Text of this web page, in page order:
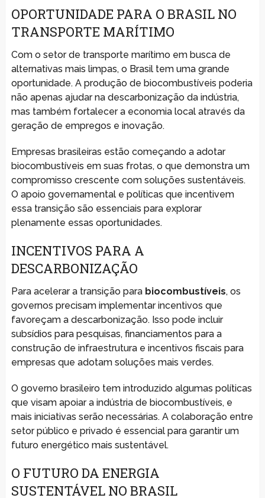
OPORTUNIDADE PARA O BRASIL NO
TRANSPORTE MARÍTIMO
Com o setor de transporte marítimo em busca de
alternativas mais limpas, o Brasil tem uma grande
oportunidade. A produção de biocombustíveis poderia
não apenas ajudar na descarbonização da indústria,
mas também fortalecer a economia local através da
geração de empregos e inovação.
Empresas brasileiras estão começando a adotar
biocombustíveis em suas frotas, o que demonstra um
compromisso crescente com soluções sustentáveis.
O apoio governamental e políticas que incentivem
essa transição são essenciais para explorar
plenamente essas oportunidades.
INCENTIVOS PARA A
DESCARBONIZAÇÃO
Para acelerar a transição para biocombustíveis, os
governos precisam implementar incentivos que
favoreçam a descarbonização. Isso pode incluir
subsídios para pesquisas, financiamentos para a
construção de infraestrutura e incentivos fiscais para
empresas que adotam soluções mais verdes.
O governo brasileiro tem introduzido algumas políticas
que visam apoiar a indústria de biocombustíveis, e
mais iniciativas serão necessárias. A colaboração entre
setor público e privado é essencial para garantir um
futuro energético mais sustentável.
O FUTURO DA ENERGIA
SUSTENTÁVEL NO BRASIL